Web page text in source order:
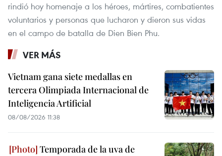
rindió hoy homenaje a los héroes, mártires, combatientes
voluntarios y personas que lucharon y dieron sus vidas
en el campo de batalla de Dien Bien Phu.
VER MÁS
Vietnam gana siete medallas en
tercera Olimpiada Internacional de
Inteligencia Artificial
08/08/2026 11:38
Temporada de la uva de